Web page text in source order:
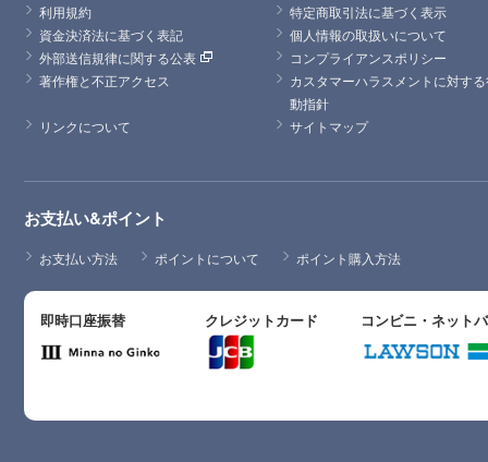
利用規約
特定商取引法に基づく表示
資金決済法に基づく表記
個人情報の取扱いについて
外部送信規律に関する公表
コンプライアンスポリシー
著作権と不正アクセス
カスタマーハラスメントに対す
動指針
リンクについて
サイトマップ
お支払い&ポイント
お支払い方法 ポイントについて ポイント購入方法
即時口座振替 クレジットカード コンビニ・ネット